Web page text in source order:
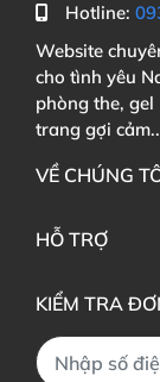
Hotline:
Website
cho tình yêu
phòng the,
trang gợi
VỀ CHÚNG
HỖ TRỢ
KIỂM TRA